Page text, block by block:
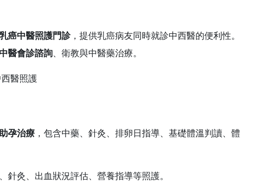
癌中醫照護門診，提供乳癌病友同時就診中西醫的便利性。
醫會診諮詢、衛教與中醫藥治療。
孕治療，包含中藥、針灸、排卵日指導、基礎體溫判讀、體
針灸、出血狀況評估、營養指導等照護。